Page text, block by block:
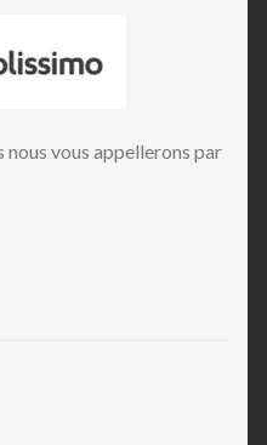
vous appellerons par